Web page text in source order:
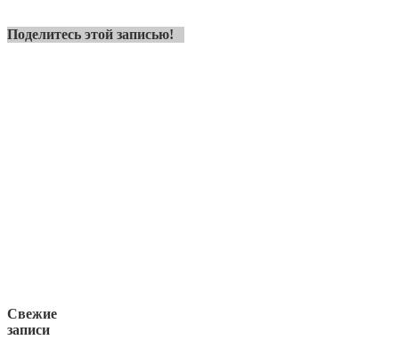
Поделитесь этой записью!
Свежие
записи